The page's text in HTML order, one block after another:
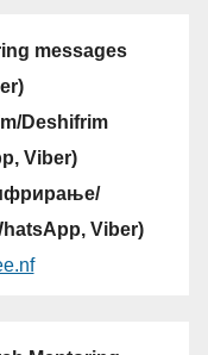
messages
Deshifrim
Viber)
Viber)